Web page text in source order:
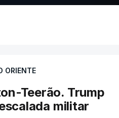
ORIENTE
Teerão. Trump
militar